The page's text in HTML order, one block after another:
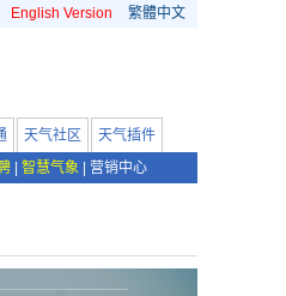
English Version 繁體中文
天气社区
天气插件
智慧气象 营销中心